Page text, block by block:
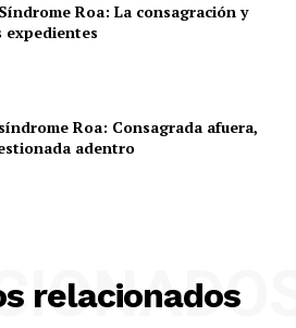
Roa: La consagración y
expedientes
Roa: Consagrada afuera,
adentro
relacionados